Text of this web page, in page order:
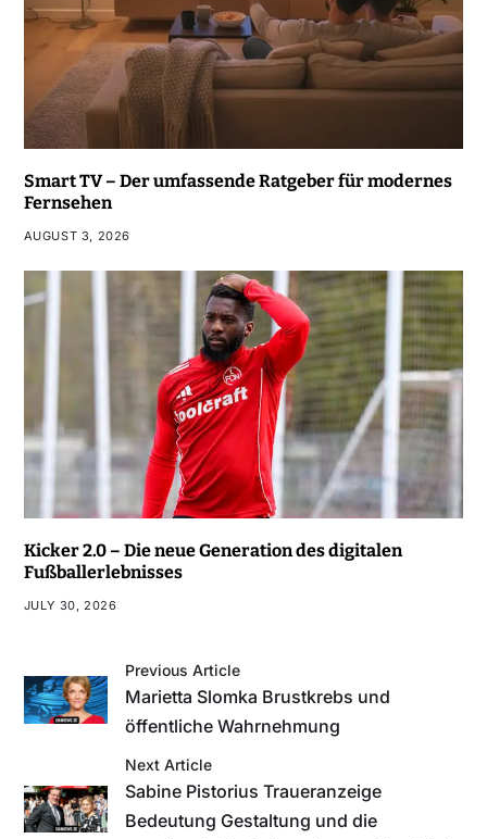
Smart TV – Der umfassende Ratgeber für modernes
Fernsehen
AUGUST 3, 2026
Kicker 2.0 – Die neue Generation des digitalen
Fußballerlebnisses
JULY 30, 2026
Previous Article
Marietta Slomka Brustkrebs und
öffentliche Wahrnehmung
Next Article
Sabine Pistorius Traueranzeige
Bedeutung Gestaltung und die